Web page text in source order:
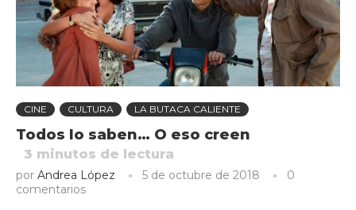
CINE CULTURA LA BUTACA CALIENTE
Todos lo saben… O eso creen
3 minutos de lectura
por Andrea López 5 de octubre de 2018
0
comentarios